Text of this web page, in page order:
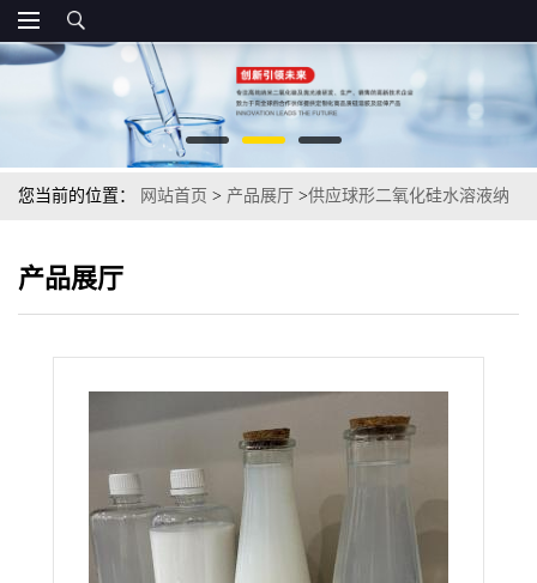
您当前的位置： 网站首页 > 产品展厅 >供应球形二氧化硅水溶液纳
产品展厅